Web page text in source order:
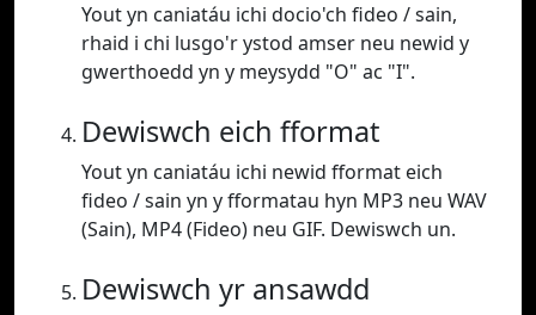
Yout yn caniatáu ichi docio'ch fideo / sain,
rhaid i chi lusgo'r ystod amser neu newid y
gwerthoedd yn y meysydd "O" ac "I".
Dewiswch eich fformat
Yout yn caniatáu ichi newid fformat eich
fideo / sain yn y fformatau hyn MP3 neu WAV
(Sain), MP4 (Fideo) neu GIF. Dewiswch un.
Dewiswch yr ansawdd